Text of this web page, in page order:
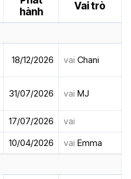
hành
Vai trò
18/12/2026 vai Chani
31/07/2026 vai MJ
17/07/2026 vai
10/04/2026 vai Emma